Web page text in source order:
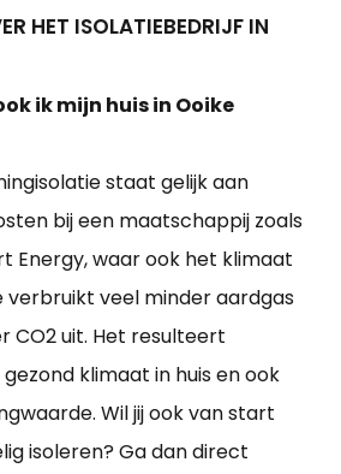
HET ISOLATIEBEDRIJF IN
ik mijn huis in Ooike
staat gelijk aan
bij een maatschappij zoals
Energy, waar ook het klimaat
veel minder aardgas
CO2 uit. Het resulteert
klimaat in huis en ook
Wil jij ook van start
isoleren? Ga dan direct